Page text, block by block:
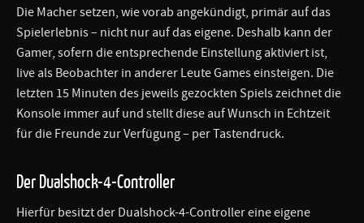
Die Macher setzen, wie vorab angekündigt, primär auf das
Spielerlebnis – nicht nur auf das eigene. Deshalb kann der
Gamer, sofern die entsprechende Einstellung aktiviert ist,
live als Beobachter in anderer Leute Games einsteigen. Die
letzten 15 Minuten des jeweils gezockten Spiels zeichnet die
Konsole immer auf und stellt diese auf Wunsch in Echtzeit
für die Freunde zur Verfügung – per Tastendruck.
Der Dualshock-4-Controller
Hierfür besitzt der Dualshock-4-Controller eine eigene